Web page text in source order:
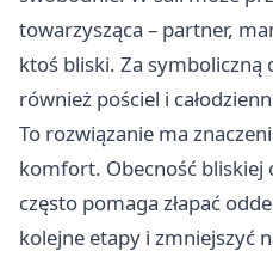
towarzysząca – partner,
ktoś bliski. Za symboliczną
również pościel i
To rozwiązanie ma
komfort. Obecność bliskiej
często pomaga złapać
kolejne etapy i zmniejszyć